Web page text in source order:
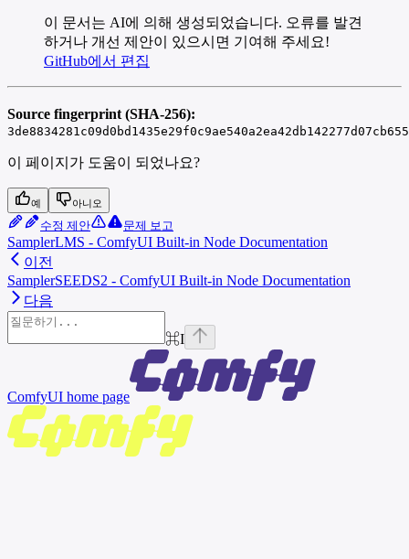
이 문서는 AI에 의해 생성되었습니다. 오류를 발견
하거나 개선 제안이 있으시면 기여해 주세요!
GitHub에서 편집
Source fingerprint (SHA-256):
이 페이지가 도움이 되었나요?
예 아니오
수정 제안 문제 보고
SamplerLMS - ComfyUI Built-in Node Documentation
이전
SamplerSEEDS2 - ComfyUI Built-in Node Documentation
다음
⌘I
ComfyUI home page